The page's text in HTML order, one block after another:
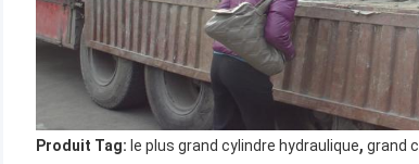
Produit Tag: le plus grand cylindre hydraulique, grand